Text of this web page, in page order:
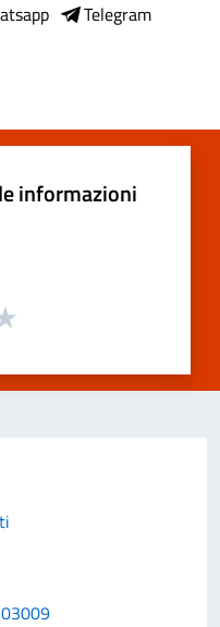
Telegram
informazioni